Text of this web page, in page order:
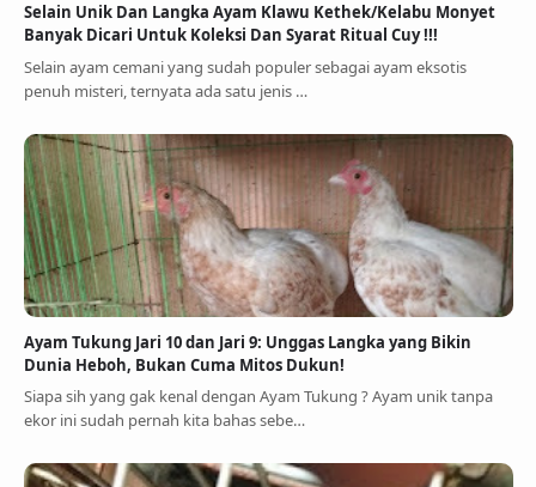
Selain Unik Dan Langka Ayam Klawu Kethek/Kelabu Monyet
Banyak Dicari Untuk Koleksi Dan Syarat Ritual Cuy !!!
Selain ayam cemani yang sudah populer sebagai ayam eksotis
penuh misteri, ternyata ada satu jenis …
Ayam Tukung Jari 10 dan Jari 9: Unggas Langka yang Bikin
Dunia Heboh, Bukan Cuma Mitos Dukun!
Siapa sih yang gak kenal dengan Ayam Tukung ? Ayam unik tanpa
ekor ini sudah pernah kita bahas sebe…